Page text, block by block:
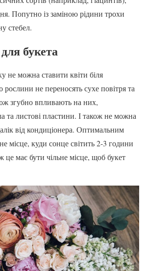
Попутно із заміною рідини трохи
стебел.
букета
не можна ставити квіти біля
рослини не переносять сухе повітря та
згубно впливають на них,
та листові пластини. І також не можна
від кондиціонера. Оптимальним
місце, куди сонце світить 2-3 години
має бути чільне місце, щоб букет